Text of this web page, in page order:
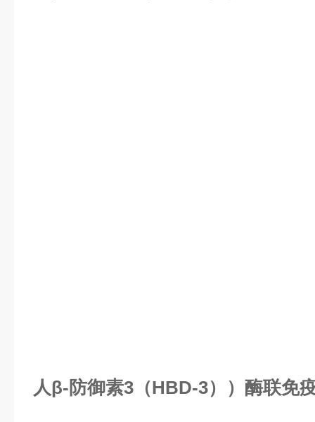
人β-防御素3（HBD-3））酶联免